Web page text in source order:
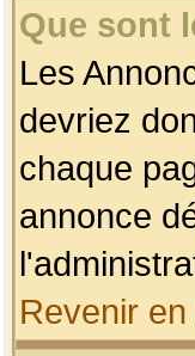
Que sont
Les
devriez
chaque
annonce
Revenir